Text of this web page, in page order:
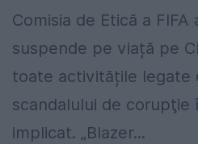
Comisia de Etică a FIFA
suspende pe viață pe
toate activitățile legate
scandalului de corupţie
implicat. „Blazer...